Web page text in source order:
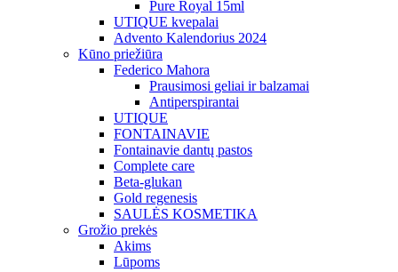
Pure Royal 15ml
UTIQUE kvepalai
Advento Kalendorius 2024
Kūno priežiūra
Federico Mahora
Prausimosi geliai ir balzamai
Antiperspirantai
UTIQUE
FONTAINAVIE
Fontainavie dantų pastos
Complete care
Beta-glukan
Gold regenesis
SAULĖS KOSMETIKA
Grožio prekės
Akims
Lūpoms